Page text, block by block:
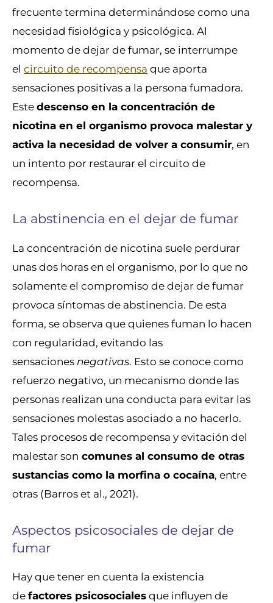
frecuente termina determinándose como una
necesidad fisiológica y psicológica. Al
momento de dejar de fumar, se interrumpe
el circuito de recompensa que aporta
sensaciones positivas a la persona fumadora.
Estedescenso en la concentración de
nicotina en el organismo provoca malestar y
activa la necesidad de volver a consumir, en
un intento por restaurar el circuito de
recompensa.
La abstinencia en el dejar de fumar
La concentración de nicotina suele perdurar
unas dos horas en el organismo, por lo que no
solamente el compromiso de dejar de fumar
provoca síntomas de abstinencia. De esta
forma, se observa que quienes fuman lo hacen
con regularidad, evitando las
sensaciones negativas. Esto se conoce como
refuerzo negativo, un mecanismo donde las
personas realizan una conducta para evitar las
sensaciones molestas asociado a no hacerlo.
Tales procesos de recompensa y evitación del
malestar son comunes al consumo de otras
sustancias como la morfina o cocaína, entre
otras (Barros et al., 2021).
Aspectos psicosociales de dejar de
fumar
Hay que tener en cuenta la existencia
defactores psicosocialesque influyen de